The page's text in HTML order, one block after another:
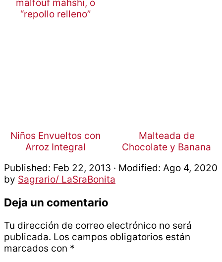
Niños Envueltos con
Arroz Integral
Malteada de
Chocolate y Banana
Published: Feb 22, 2013 · Modified: Ago 4, 2020
by Sagrario/ LaSraBonita
Interacciones
con
los
lectores
Deja un comentario
Tu dirección de correo electrónico no será
publicada. Los campos obligatorios están
marcados con *